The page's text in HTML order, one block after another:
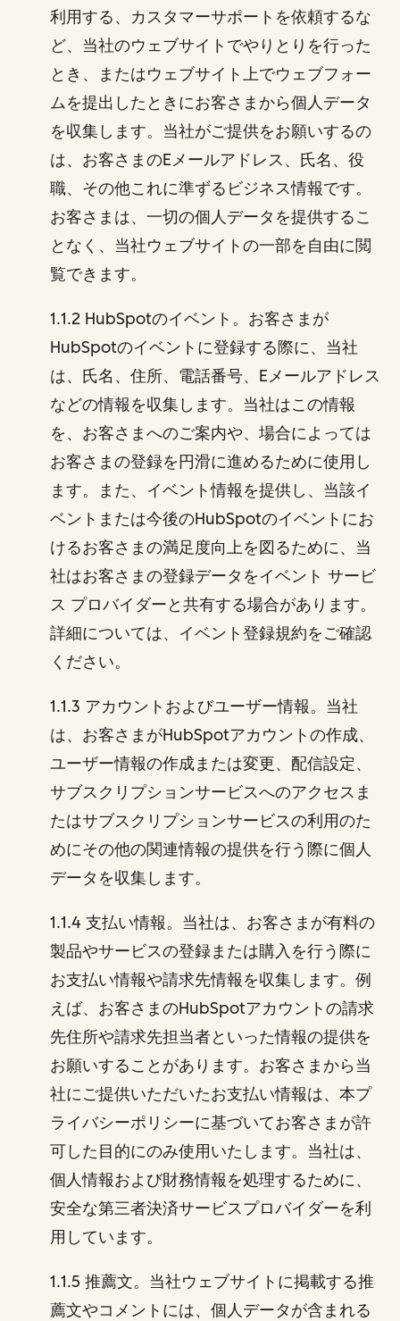
利用する、カスタマーサポートを依頼するな
ど、当社のウェブサイトでやりとりを行った
とき、またはウェブサイト上でウェブフォー
ムを提出したときにお客さまから個人データ
を収集します。当社がご提供をお願いするの
は、お客さまのEメールアドレス、氏名、役
職、その他これに準ずるビジネス情報です。
お客さまは、一切の個人データを提供するこ
となく、当社ウェブサイトの一部を自由に閲
覧できます。
1.1.2 HubSpotのイベント。お客さまが
HubSpotのイベントに登録する際に、当社
は、氏名、住所、電話番号、Eメールアドレス
などの情報を収集します。当社はこの情報
を、お客さまへのご案内や、場合によっては
お客さまの登録を円滑に進めるために使用し
ます。また、イベント情報を提供し、当該イ
ベントまたは今後のHubSpotのイベントにお
けるお客さまの満足度向上を図るために、当
社はお客さまの登録データをイベント サービ
ス プロバイダーと共有する場合があります。
詳細については、イベント登録規約をご確認
ください。
1.1.3 アカウントおよびユーザー情報。当社
は、お客さまがHubSpotアカウントの作成、
ユーザー情報の作成または変更、配信設定、
サブスクリプションサービスへのアクセスま
たはサブスクリプションサービスの利用のた
めにその他の関連情報の提供を行う際に個人
データを収集します。
1.1.4 支払い情報。当社は、お客さまが有料の
製品やサービスの登録または購入を行う際に
お支払い情報や請求先情報を収集します。例
えば、お客さまのHubSpotアカウントの請求
先住所や請求先担当者といった情報の提供を
お願いすることがあります。お客さまから当
社にご提供いただいたお支払い情報は、本プ
ライバシーポリシーに基づいてお客さまが許
可した目的にのみ使用いたします。当社は、
個人情報および財務情報を処理するために、
安全な第三者決済サービスプロバイダーを利
用しています。
1.1.5 推薦文。当社ウェブサイトに掲載する推
薦文やコメントには、個人データが含まれる